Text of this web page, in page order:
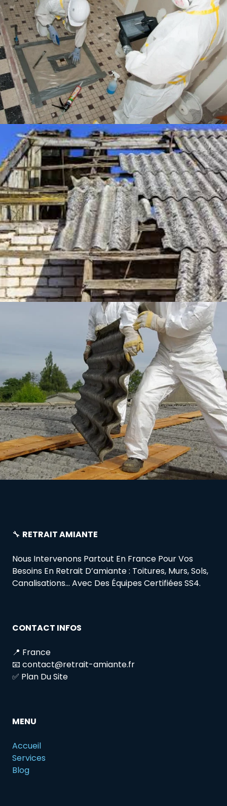
🔧 RETRAIT AMIANTE
Nous Intervenons Partout En France Pour Vos
Besoins En Retrait D’amiante : Toitures, Murs, Sols,
Canalisations… Avec Des Équipes Certifiées SS4.
CONTACT INFOS
📍 France
📧 contact@retrait-amiante.fr
✅ Plan Du Site
MENU
Accueil
Services
Blog